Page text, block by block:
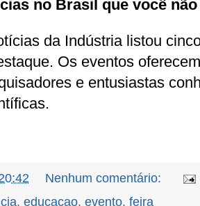
no Brasil que você
da Indústria listou
Os eventos
e entusiastas
Nenhum comentário:
, educacao, evento, feira